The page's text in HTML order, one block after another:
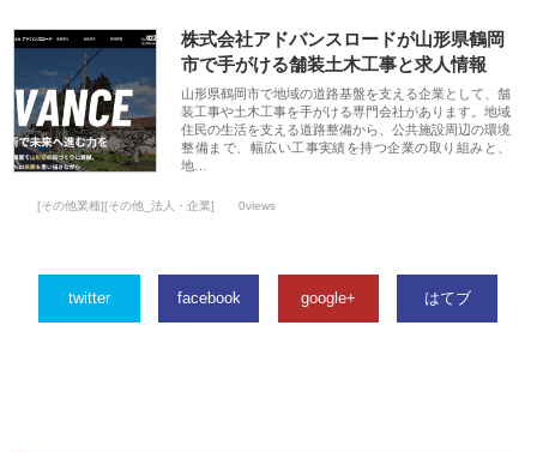
株式会社アドバンスロードが山形県鶴岡
市で手がける舗装土木工事と求人情報
山形県鶴岡市で地域の道路基盤を支える企業として、舗
装工事や土木工事を手がける専門会社があります。地域
住民の生活を支える道路整備から、公共施設周辺の環境
整備まで、幅広い工事実績を持つ企業の取り組みと、
地…
[その他業種][その他_法人・企業] 0views
twitter facebook google+ はてブ